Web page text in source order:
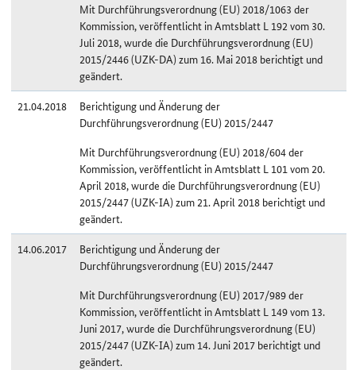
Mit Durchführungsverordnung (EU) 2018/1063 der
Kommission, veröffentlicht in Amtsblatt L 192 vom 30.
Juli 2018, wurde die Durchführungsverordnung (EU)
2015/2446 (UZK-DA) zum 16. Mai 2018 berichtigt und
geändert.
21.04.2018
Berichtigung und Änderung der
Durchführungsverordnung (EU) 2015/2447
Mit Durchführungsverordnung (EU) 2018/604 der
Kommission, veröffentlicht in Amtsblatt L 101 vom 20.
April 2018, wurde die Durchführungsverordnung (EU)
2015/2447 (UZK-IA) zum 21. April 2018 berichtigt und
geändert.
14.06.2017
Berichtigung und Änderung der
Durchführungsverordnung (EU) 2015/2447
Mit Durchführungsverordnung (EU) 2017/989 der
Kommission, veröffentlicht in Amtsblatt L 149 vom 13.
Juni 2017, wurde die Durchführungsverordnung (EU)
2015/2447 (UZK-IA) zum 14. Juni 2017 berichtigt und
geändert.